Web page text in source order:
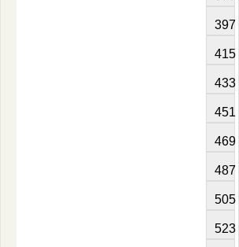
397
415
433
451
469
487
505
523